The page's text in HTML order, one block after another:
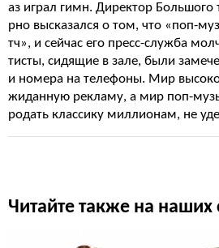
аз играл гимн. Директор Большого
рно высказался о том, что «поп-
тч», и сейчас его пресс-служба
тисты, сидящие в зале, были
и номера на телефоны. Мир
жиданную рекламу, а мир поп-
родать классику миллионам, не
Читайте также на наших